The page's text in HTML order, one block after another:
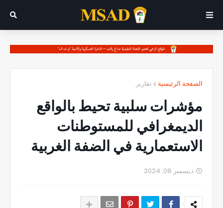
الصفحة الرئيسية تقارير
مؤشرات سلبية تحيط بالواقع
الديمغرافي للمستوطنات
الاستعمارية في الضفة الغربية
ديسمبر 08, 2024